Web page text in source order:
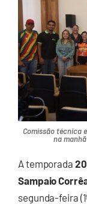
Comissão técnica
na
A temporada
Sampaio
segunda-feira